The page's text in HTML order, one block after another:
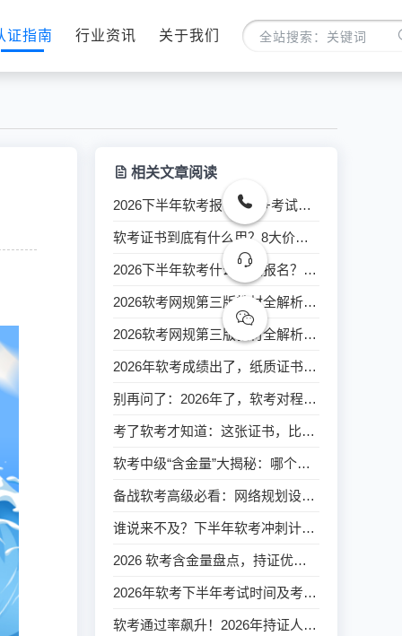
证指南 行业资讯 关于我们
相关文章阅读
2026下半年软考报名条件+考试流程全解析，IT人上岸指南请收好
软考证书到底有什么用？8大价值+下半年热门资格一次说透
2026下半年软考什么时候报名？13个开考科目怎么选？
2026软考网规第三版教材全解析｜新旧考点对比+高效备考方案
2026软考网规第三版教材全解析｜新旧考点对比+高效备考方案
2026年软考成绩出了，纸质证书什么时候能拿到？
别再问了：2026年了，软考对程序员还值得考吗？
考了软考才知道：这张证书，比我想象中值钱得多
软考中级“含金量”大揭秘：哪个证书最值钱？科目怎么选不吃亏？
备战软考高级必看：网络规划设计师新大纲与第3版教程全面解读
谁说来不及？下半年软考冲刺计划，照着做就能过
2026 软考含金量盘点，持证优势一目了然
2026年软考下半年考试时间及考试科目安排官方发布
软考通过率飙升！2026年持证人数预计持续增加！